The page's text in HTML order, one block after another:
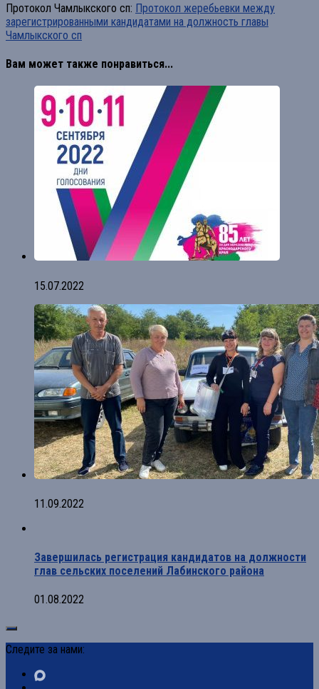
Протокол Чамлыкского сп: Протокол жеребьевки между
зарегистрированными кандидатами на должность главы
Чамлыкского сп
Вам может также понравиться...
15.07.2022
11.09.2022
Завершилась регистрация кандидатов на должности
глав сельских поселений Лабинского района
01.08.2022
Следите за нами: